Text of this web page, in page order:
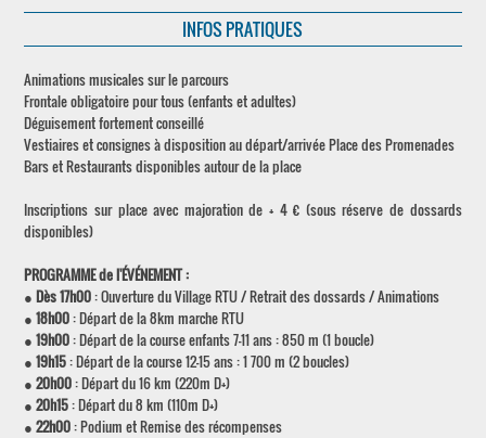
INFOS PRATIQUES
Animations musicales sur le parcours
Frontale obligatoire pour tous (enfants et adultes)
Déguisement fortement conseillé
Vestiaires et consignes à disposition au départ/arrivée Place des Promenades
Bars et Restaurants disponibles autour de la place
Inscriptions sur place avec majoration de + 4 € (sous réserve de dossards
disponibles)
PROGRAMME de l'ÉVÉNEMENT :
●Dès 17h00: Ouverture du Village RTU / Retrait des dossards / Animations
●18h00: Départ de la 8km marche RTU
●19h00: Départ de la course enfants 7-11 ans : 850 m (1 boucle)
●19h15: Départ de la course 12-15 ans : 1 700 m (2 boucles)
●20h00: Départ du 16 km (220m D+)
●20h15: Départ du 8 km (110m D+)
●22h00: Podium et Remise des récompenses